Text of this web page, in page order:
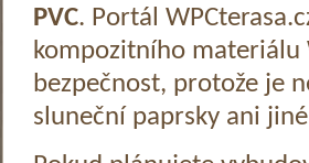
PVC. Portál
kompozitního materiálu
bezpečnost, protože je
sluneční paprsky ani